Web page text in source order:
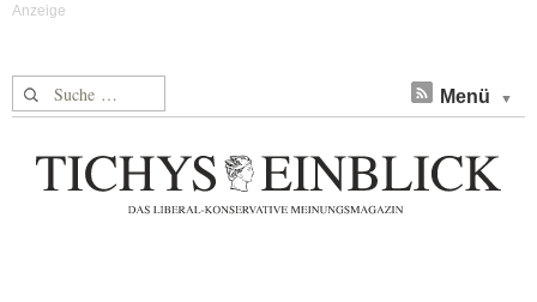
Suche nach: Menü